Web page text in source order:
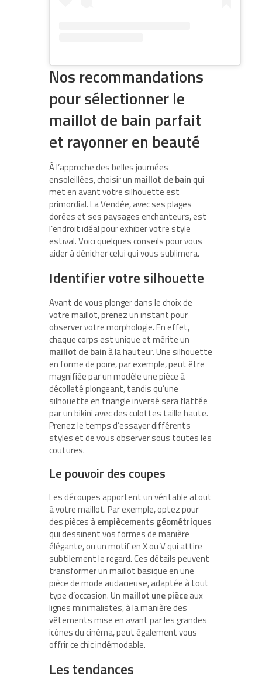
Nos recommandations
pour sélectionner le
maillot de bain parfait
et rayonner en beauté
À l’approche des belles journées
ensoleillées, choisir un maillot de bainqui
met en avant votre silhouette est
primordial. La Vendée, avec ses plages
dorées et ses paysages enchanteurs, est
l’endroit idéal pour exhiber votre style
estival. Voici quelques conseils pour vous
aider à dénicher celui qui vous sublimera.
Identifier votre silhouette
Avant de vous plonger dans le choix de
votre maillot, prenez un instant pour
observer votre morphologie. En effet,
chaque corps est unique et mérite un
maillot de bain à la hauteur. Une silhouette
en forme de poire, par exemple, peut être
magnifiée par un modèle une pièce à
décolleté plongeant, tandis qu’une
silhouette en triangle inversé sera flattée
par un bikini avec des culottes taille haute.
Prenez le temps d’essayer différents
styles et de vous observer sous toutes les
coutures.
Le pouvoir des coupes
Les découpes apportent un véritable atout
à votre maillot. Par exemple, optez pour
des pièces àempiècements géométriques
qui dessinent vos formes de manière
élégante, ou un motif en X ou V qui attire
subtilement le regard. Ces détails peuvent
transformer un maillot basique en une
pièce de mode audacieuse, adaptée à tout
type d’occasion. Un maillot une pièceaux
lignes minimalistes, à la manière des
vêtements mise en avant par les grandes
icônes du cinéma, peut également vous
offrir ce chic indémodable.
Les tendances